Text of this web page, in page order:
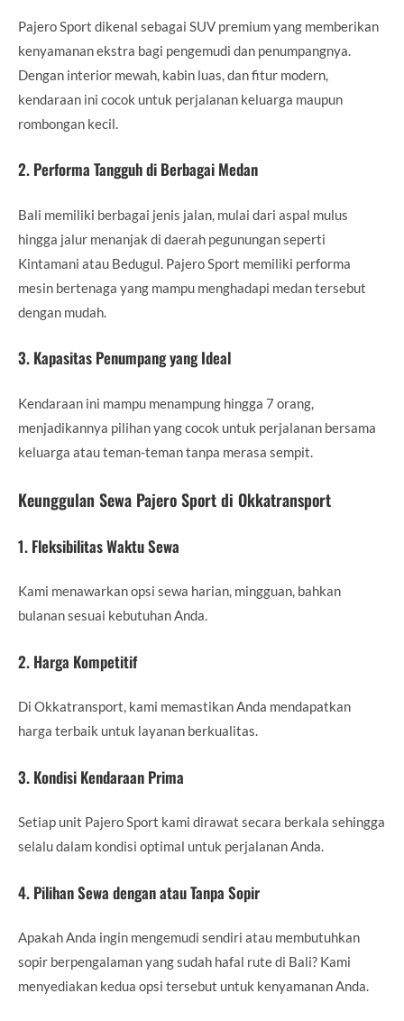
Pajero Sport dikenal sebagai SUV premium yang memberikan
kenyamanan ekstra bagi pengemudi dan penumpangnya.
Dengan interior mewah, kabin luas, dan fitur modern,
kendaraan ini cocok untuk perjalanan keluarga maupun
rombongan kecil.
2. Performa Tangguh di Berbagai Medan
Bali memiliki berbagai jenis jalan, mulai dari aspal mulus
hingga jalur menanjak di daerah pegunungan seperti
Kintamani atau Bedugul. Pajero Sport memiliki performa
mesin bertenaga yang mampu menghadapi medan tersebut
dengan mudah.
3. Kapasitas Penumpang yang Ideal
Kendaraan ini mampu menampung hingga 7 orang,
menjadikannya pilihan yang cocok untuk perjalanan bersama
keluarga atau teman-teman tanpa merasa sempit.
Keunggulan Sewa Pajero Sport di Okkatransport
1. Fleksibilitas Waktu Sewa
Kami menawarkan opsi sewa harian, mingguan, bahkan
bulanan sesuai kebutuhan Anda.
2. Harga Kompetitif
Di Okkatransport, kami memastikan Anda mendapatkan
harga terbaik untuk layanan berkualitas.
3. Kondisi Kendaraan Prima
Setiap unit Pajero Sport kami dirawat secara berkala sehingga
selalu dalam kondisi optimal untuk perjalanan Anda.
4. Pilihan Sewa dengan atau Tanpa Sopir
Apakah Anda ingin mengemudi sendiri atau membutuhkan
sopir berpengalaman yang sudah hafal rute di Bali? Kami
menyediakan kedua opsi tersebut untuk kenyamanan Anda.